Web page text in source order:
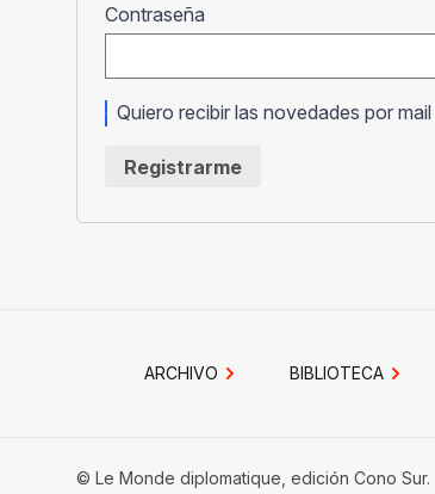
Contraseña
Quiero recibir las novedades por mail
Registrarme
ARCHIVO BIBLIOTECA
© Le Monde diplomatique, edición Cono Sur.